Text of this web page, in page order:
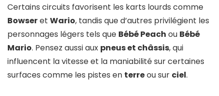
Certains circuits favorisent les karts lourds comme
Bowseret Wario, tandis que d’autres privilégient les
personnages légers tels que Bébé Peach ou Bébé
Mario. Pensez aussi aux pneus et châssis, qui
influencent la vitesse et la maniabilité sur certaines
surfaces comme les pistes en terreou sur ciel.